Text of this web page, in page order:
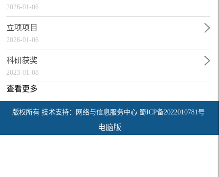
2026-01-06
立项项目
2026-01-06
科研获奖
2023-01-08
查看更多
版权所有 技术支持：网络与信息服务中心 蜀ICP备2022010781号
电脑版